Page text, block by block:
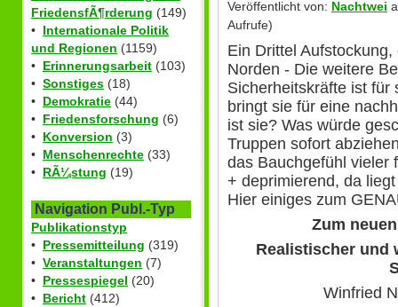
FriedensfÃ¶rderung (149)
• Internationale Politik
und Regionen (1159)
• Erinnerungsarbeit (103)
• Sonstiges (18)
• Demokratie (44)
• Friedensforschung (6)
• Konversion (3)
• Menschenrechte (33)
• RÃ¼stung (19)
Navigation Publ.-Typ
Publikationstyp
• Pressemitteilung (319)
• Veranstaltungen (7)
• Pressespiegel (20)
• Bericht (412)
Veröffentlicht von: Nachtwei
Aufrufe)
Ein Drittel
Norden - Die weitere
Sicherheitskräfte ist für
bringt sie für eine
ist sie? Was würde
Truppen sofort
das Bauchgefühl vieler
+ deprimierend, da
Hier einiges zum
Zum
Realistischer und
Winfried